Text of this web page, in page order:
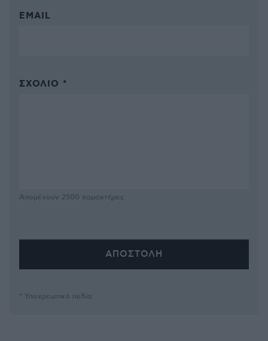
EMAIL
ΣΧΌΛΙΟ *
Απομένουν 2500 χαρακτήρες
* Υποχρεωτικά πεδία